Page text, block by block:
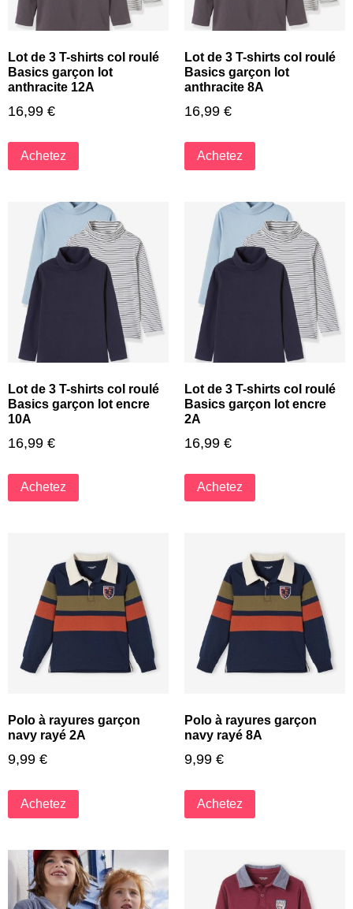
Lot de 3 T-shirts col roulé
Basics garçon lot
anthracite 12A
16,99 €
Achetez
Lot de 3 T-shirts col roulé
Basics garçon lot
anthracite 8A
16,99 €
Achetez
Lot de 3 T-shirts col roulé
Basics garçon lot encre
10A
16,99 €
Achetez
Lot de 3 T-shirts col roulé
Basics garçon lot encre
2A
16,99 €
Achetez
Polo à rayures garçon
navy rayé 2A
9,99 €
Achetez
Polo à rayures garçon
navy rayé 8A
9,99 €
Achetez